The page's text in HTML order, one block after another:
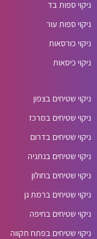
ניקוי ספות בד
ניקוי ספות עור
ניקוי כורסאות
ניקוי כיסאות
ניקוי שטיחים בצפון
ניקוי שטיחים במרכז
ניקוי שטיחים בדרום
ניקוי שטיחים בנתניה
ניקוי שטיחים בחולון
ניקוי שטיחים ברמת גן
ניקוי שטיחים בחיפה
ניקוי שטיחים בפתח תקווה